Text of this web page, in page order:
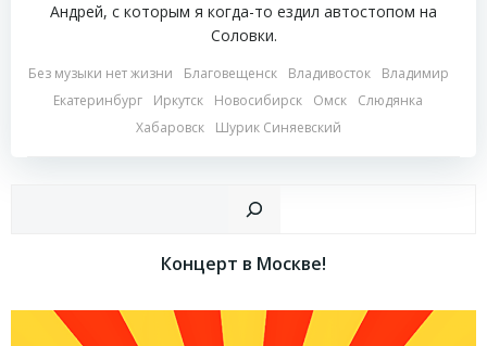
Андрей, с которым я когда-то ездил автостопом на
Соловки.
Без музыки нет жизни Благовещенск Владивосток
Владимир
Екатеринбург
Иркутск Новосибирск Омск
Слюдянка
Хабаровск
Шурик Синяевский
Концерт в Москве!